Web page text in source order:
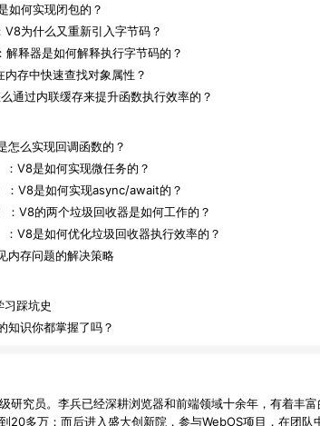
如何实现闭包的？
为什么又重新引入字节码？
解释器是如何解释执行字节码的？
存中快速查找对象属性？
通过内联缓存来提升函数执行效率的？
怎么实现回调函数的？
V8是如何实现微任务的？
：V8是如何实现async/await的？
：V8的两个垃圾回收器是如何工作的？
：V8是如何优化垃圾回收器执行效率的？
内存问题的解决策略
踩坑史
知识你都掌握了吗？
研究员。李兵已经深耕浏览器和前端领域十余年，有着丰